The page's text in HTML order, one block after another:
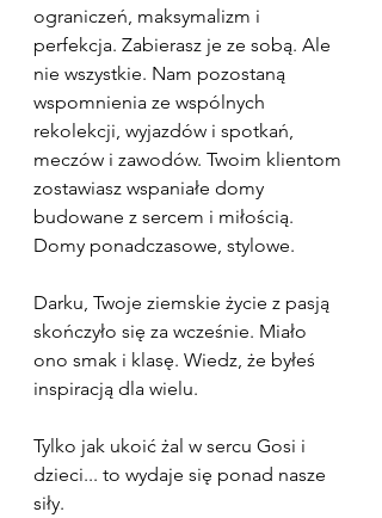
ograniczeń, maksymalizm i
perfekcja. Zabierasz je ze sobą. Ale
nie wszystkie. Nam pozostaną
wspomnienia ze wspólnych
rekolekcji, wyjazdów i spotkań,
meczów i zawodów. Twoim klientom
zostawiasz wspaniałe domy
budowane z sercem i miłością.
Domy ponadczasowe, stylowe.
Darku, Twoje ziemskie życie z pasją
skończyło się za wcześnie. Miało
ono smak i klasę. Wiedz, że byłeś
inspiracją dla wielu.
Tylko jak ukoić żal w sercu Gosi i
dzieci... to wydaje się ponad nasze
siły.